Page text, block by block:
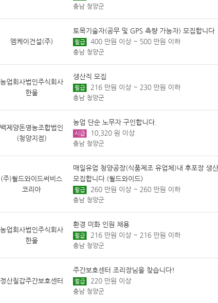
충남 청양군
엠케이건설(주)
토목기술자(공무 및 GPS 측량 가능자) 모집합니다
월급 400 만원 이상 ~ 500 만원 이하
충남 청양군
농업회사법인주식회사
한울
생산직 모집
월급 216 만원 이상 ~ 230 만원 이하
충남 청양군
백제양돈영농조합법인
(청양지점)
농업 단순 노무자 구인합니다.
시급 10,320 원 이상
충남 청양군
(주)월드와이드써비스
코리아
매일유업 청양공장(식품제조 유업체)내 후포장 생
모집합니다.(월드와이드)
월급 260 만원 이상 ~ 260 만원 이하
충남 청양군
농업회사법인주식회사
한울
환경 미화 인원 채용
월급 216 만원 이상 ~ 216 만원 이하
충남 청양군
정산칠갑주간보호센터
주간보호센터 조리장님을 찾습니다!
월급 220 만원 이상
충남 청양군